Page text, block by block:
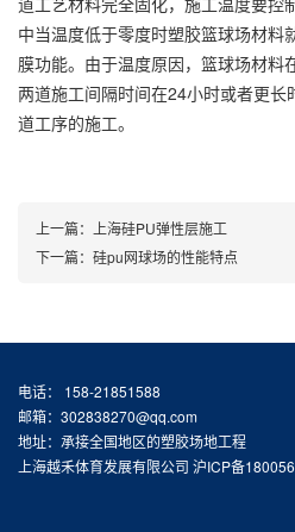
中当温度低于零度时塑胶篮球场材料
膜功能。由于温度原因，篮球场材料
两道施工间隔时间在24小时或者更
道工序的施工。
上一篇：
上海硅PU弹性层施工
下一篇： 硅pu网球场的性能特点
电话： 158-21851588
邮箱：302838270@qq.com
地址：承接全国地区的塑胶场地工程
上海越禾体育发展有限公司 沪ICP备